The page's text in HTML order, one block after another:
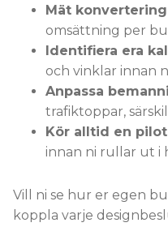
Mät
omsättning per
Identifiera era
och vinklar innan
Anpassa
trafiktoppar,
Kör alltid en pilot
innan ni rullar ut i
Vill ni se hur er egen
koppla varje